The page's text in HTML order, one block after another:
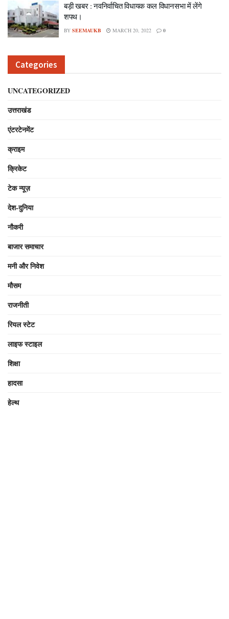
बड़ी खबर : नवनिर्वाचित विधायक कल विधानसभा में लेंगे
शपथ।
BY SEEMAUKB MARCH 20, 2022 0
Categories
UNCATEGORIZED
उत्तराखंड
एंटरटेनमेंट
क्राइम
क्रिकेट
टेक न्यूज़
देश-दुनिया
नौकरी
बाजार समाचार
मनी और निवेश
मौसम
राजनीती
रियल स्टेट
लाइफ स्टाइल
शिक्षा
हादसा
हेल्थ